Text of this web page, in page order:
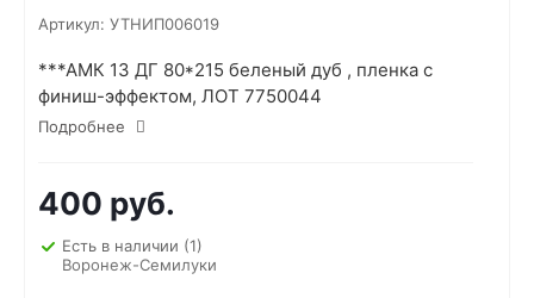
Артикул: УТНИП006019
***АМК 13 ДГ 80*215 беленый дуб , пленка с
финиш-эффектом, ЛОТ 7750044
Подробнее
400 руб.
Есть в наличии (1)
Воронеж-Семилуки